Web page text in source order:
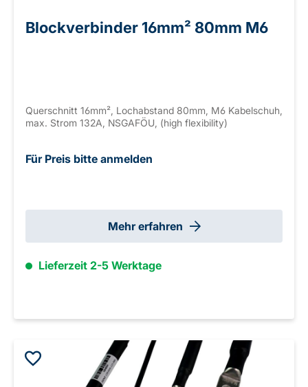
Blockverbinder 16mm² 80mm M6
Querschnitt 16mm², Lochabstand 80mm, M6 Kabelschuh,
max. Strom 132A, NSGAFÖU, (high flexibility)
Für Preis bitte anmelden
Mehr erfahren
Lieferzeit 2-5 Werktage